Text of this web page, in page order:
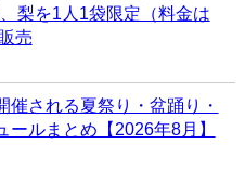
梨を1人1袋限定（料金は
売
催される夏祭り・盆踊り・
ールまとめ【2026年8月】